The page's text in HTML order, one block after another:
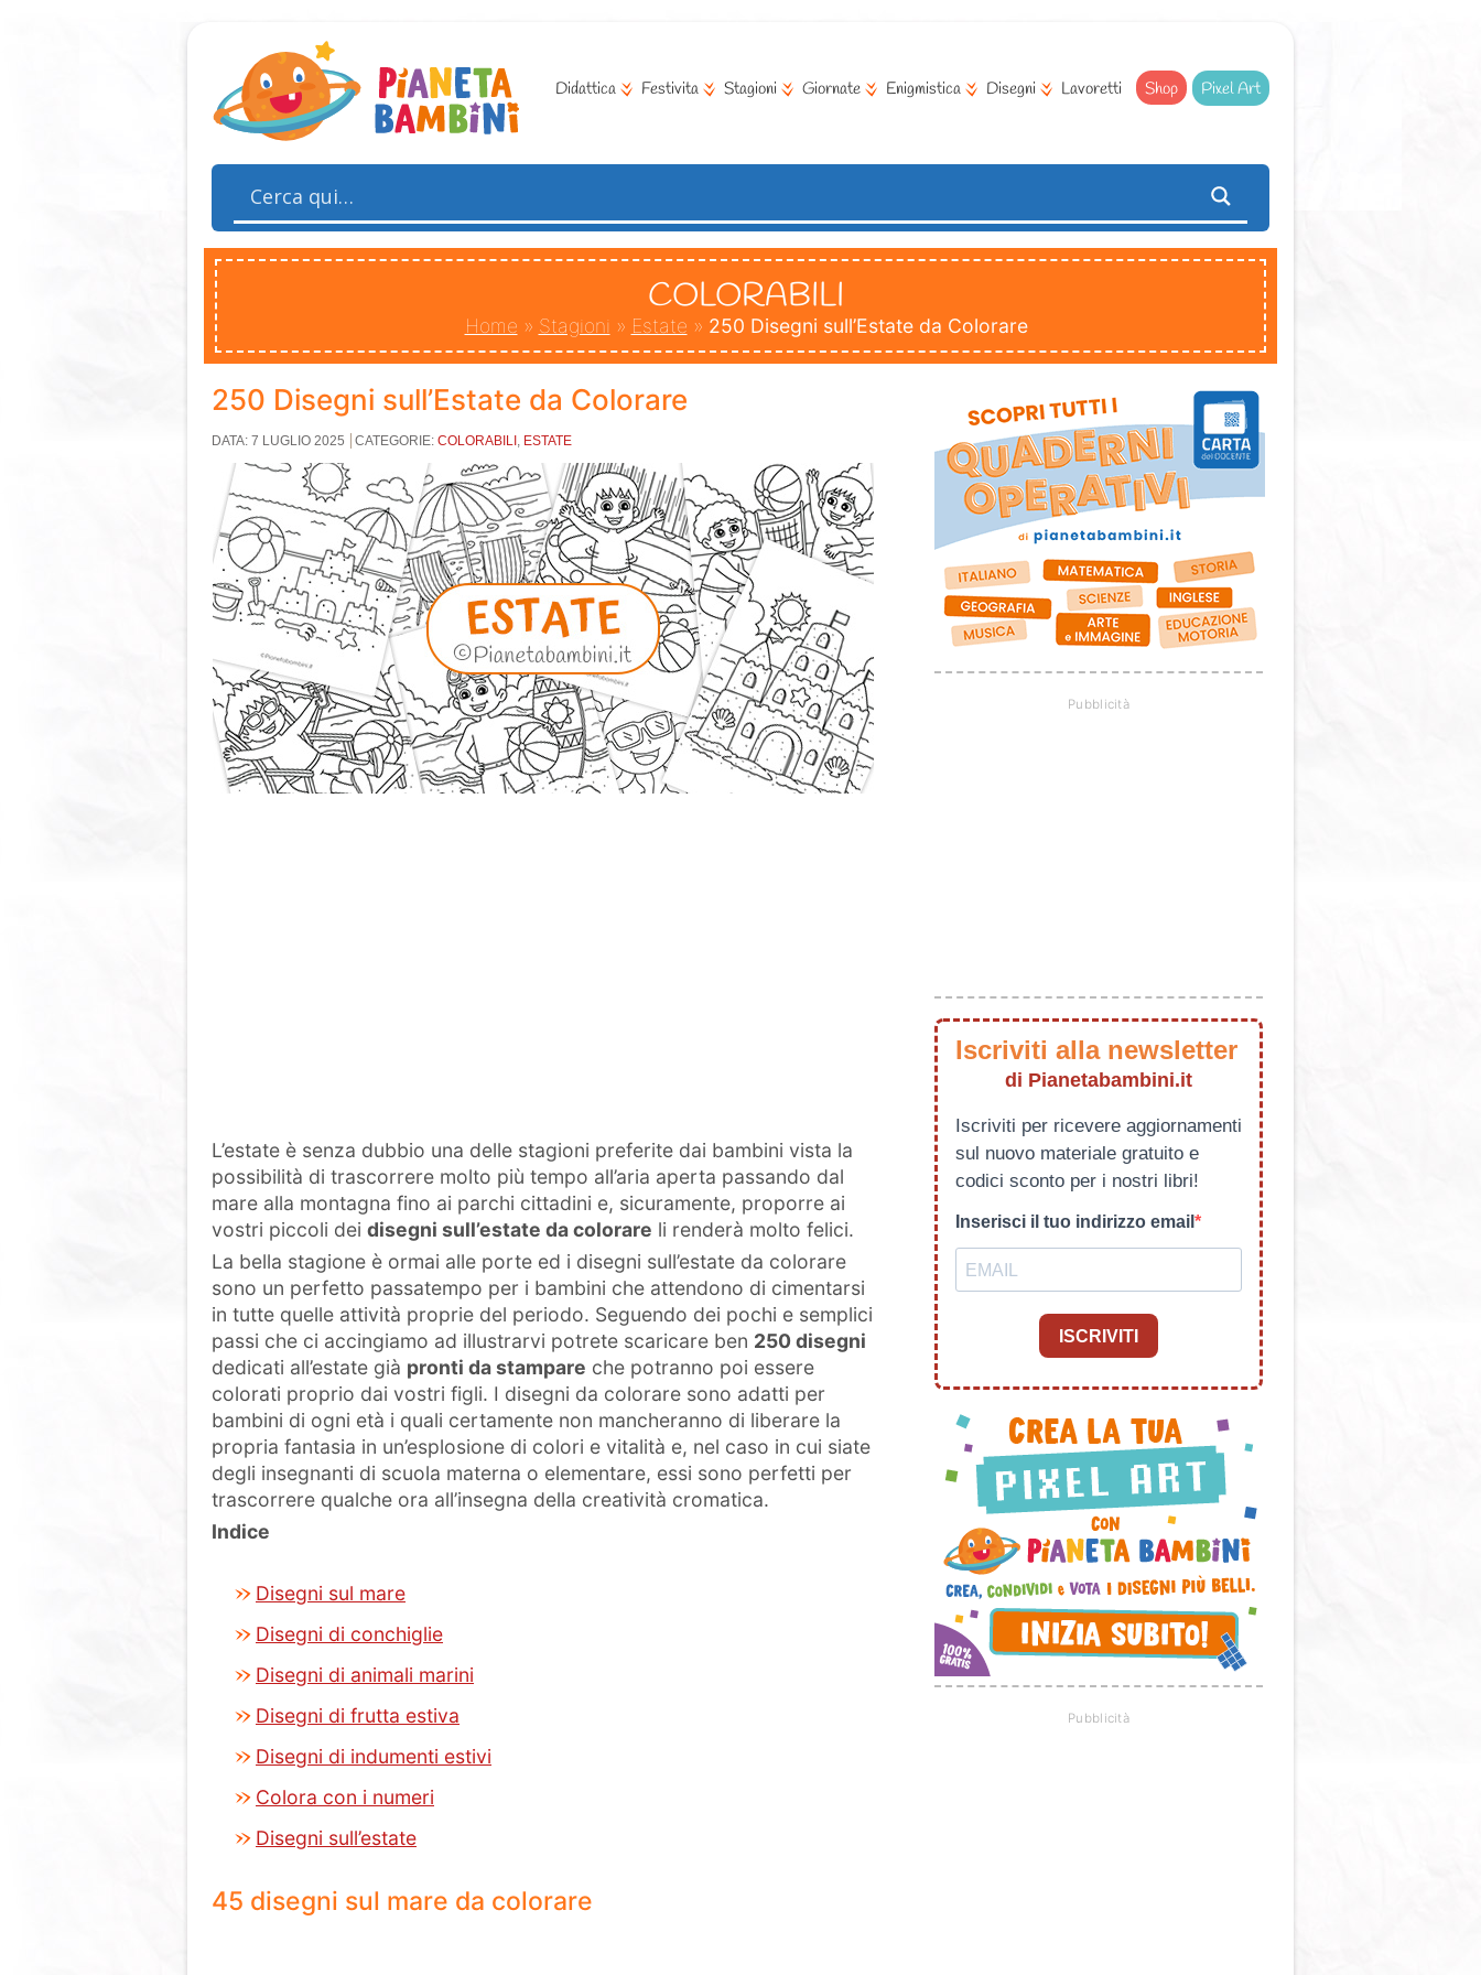
Didattica Festivita Stagioni Giornate Enigmistica Disegni Lavoretti Shop Pixel Art
COLORABILI
Home » Stagioni » Estate » 250 Disegni sull’Estate da Colorare
250 Disegni sull’Estate da Colorare
DATA: 7 LUGLIO 2025 CATEGORIE: COLORABILI , ESTATE
L’estate è senza dubbio una delle stagioni preferite dai bambini vista la
possibilità di trascorrere molto più tempo all’aria aperta passando dal
mare alla montagna fino ai parchi cittadini e, sicuramente, proporre ai
vostri piccoli dei disegni sull’estate da colorare li renderà molto felici.
La bella stagione è ormai alle porte ed i disegni sull’estate da colorare
sono un perfetto passatempo per i bambini che attendono di cimentarsi
in tutte quelle attività proprie del periodo. Seguendo dei pochi e semplici
passi che ci accingiamo ad illustrarvi potrete scaricare ben 250 disegni
dedicati all’estate già pronti da stampare che potranno poi essere
colorati proprio dai vostri figli. I disegni da colorare sono adatti per
bambini di ogni età i quali certamente non mancheranno di liberare la
propria fantasia in un’esplosione di colori e vitalità e, nel caso in cui siate
degli insegnanti di scuola materna o elementare, essi sono perfetti per
trascorrere qualche ora all’insegna della creatività cromatica.
Indice
Disegni sul mare
Disegni di conchiglie
Disegni di animali marini
Disegni di frutta estiva
Disegni di indumenti estivi
Colora con i numeri
Disegni sull’estate
45 disegni sul mare da colorare
Iscriviti alla newsletter
di Pianetabambini.it
Iscriviti per ricevere aggiornamenti
sul nuovo materiale gratuito e
codici sconto per i nostri libri!
Inserisci il tuo indirizzo email
ISCRIVITI